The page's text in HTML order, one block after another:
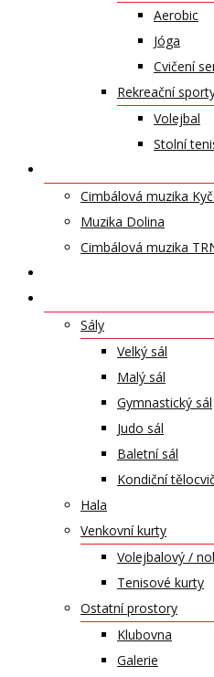
Aerobic
Jóga
Cvičení
Rekreační
Volejbal
Stolní
Cimbálová muzika
Muzika Dolina
Cimbálová muzika
Sály
Velký sál
Malý sál
Gymnastický sál
Judo sál
Baletní sál
Kondiční
Hala
Venkovní kurty
Volejbalový /
Tenisové kurty
Ostatní prostory
Klubovna
Galerie